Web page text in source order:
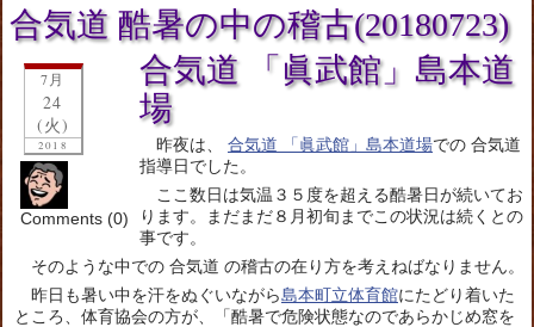
合気道 酷暑の中の稽古(20180723)
7月
24
(火)
2018
Comments (0)
合気道 「眞武館」島本道
場
昨夜は、 合気道 「眞武館」島本道場での 合気道
指導日でした。
ここ数日は気温３５度を超える酷暑日が続いてお
ります。まだまだ８月初旬までこの状況は続くとの
事です。
そのような中での 合気道 の稽古の在り方を考えねばなりません。
昨日も暑い中を汗をぬぐいながら島本町立体育館にたどり着いた
ところ、体育協会の方が、「酷暑で危険状態なのであらかじめ窓を